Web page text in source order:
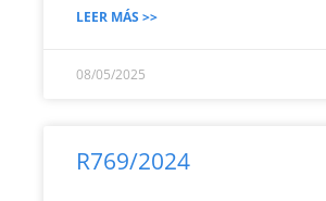
LEER MÁS >>
08/05/2025
R769/2024